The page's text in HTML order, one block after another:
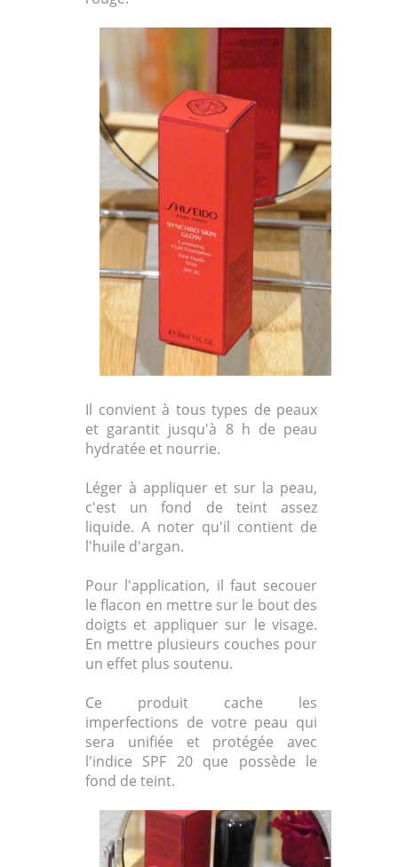
Il convient à tous types de peaux
et garantit jusqu'à 8 h de peau
hydratée et nourrie.
Léger à appliquer et sur la peau,
c'est un fond de teint assez
liquide. A noter qu'il contient de
l'huile d'argan.
Pour l'application, il faut secouer
le flacon en mettre sur le bout des
doigts et appliquer sur le visage.
En mettre plusieurs couches pour
un effet plus soutenu.
Ce produit cache les
imperfections de votre peau qui
sera unifiée et protégée avec
l'indice SPF 20 que possède le
fond de teint.